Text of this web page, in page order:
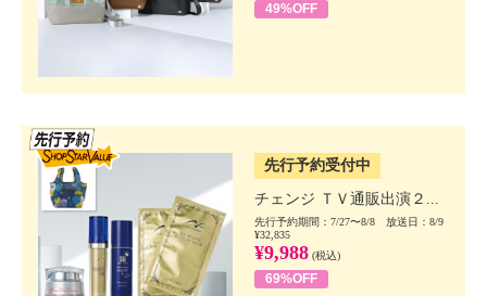
49%OFF
先行予約受付中
チェンジ ＴＶ通販出演２...
先行予約期間：7/27〜8/8 放送日：8/9
¥32,835
¥9,988 (税込)
69%OFF